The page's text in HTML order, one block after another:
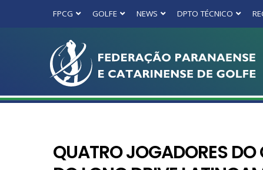
FPCG GOLFE NEWS DPTO TÉCNICO
QUATRO JOGADORES